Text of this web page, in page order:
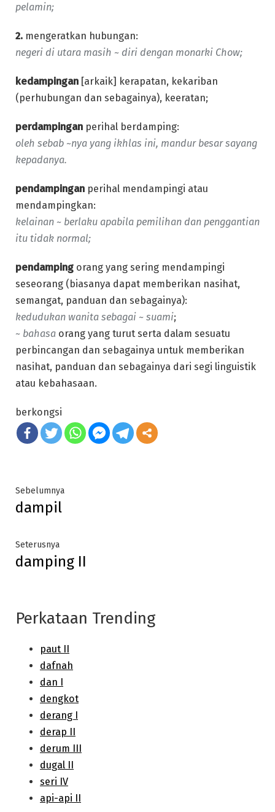
pelamin;
2. mengeratkan hubungan:
negeri di utara masih ~ diri dengan monarki Chow;
kedampingan [arkaik] kerapatan, kekariban
(perhubungan dan sebagainya), keeratan;
perdampingan perihal berdamping:
oleh sebab ~nya yang ikhlas ini, mandur besar sayang
kepadanya.
pendampingan perihal mendampingi atau
mendampingkan:
kelainan ~ berlaku apabila pemilihan dan penggantian
itu tidak normal;
pendamping orang yang sering mendampingi
seseorang (biasanya dapat memberikan nasihat,
semangat, panduan dan sebagainya):
kedudukan wanita sebagai ~ suami;
~ bahasa orang yang turut serta dalam sesuatu
perbincangan dan sebagainya untuk memberikan
nasihat, panduan dan sebagainya dari segi linguistik
atau kebahasaan.
berkongsi
Post
navigation
Sebelumnya
dampil
Seterusnya
post:
damping II
Perkataan Trending